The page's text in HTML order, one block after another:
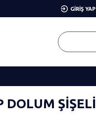
GIRIŞ YAP
DOLUM ŞIŞELI